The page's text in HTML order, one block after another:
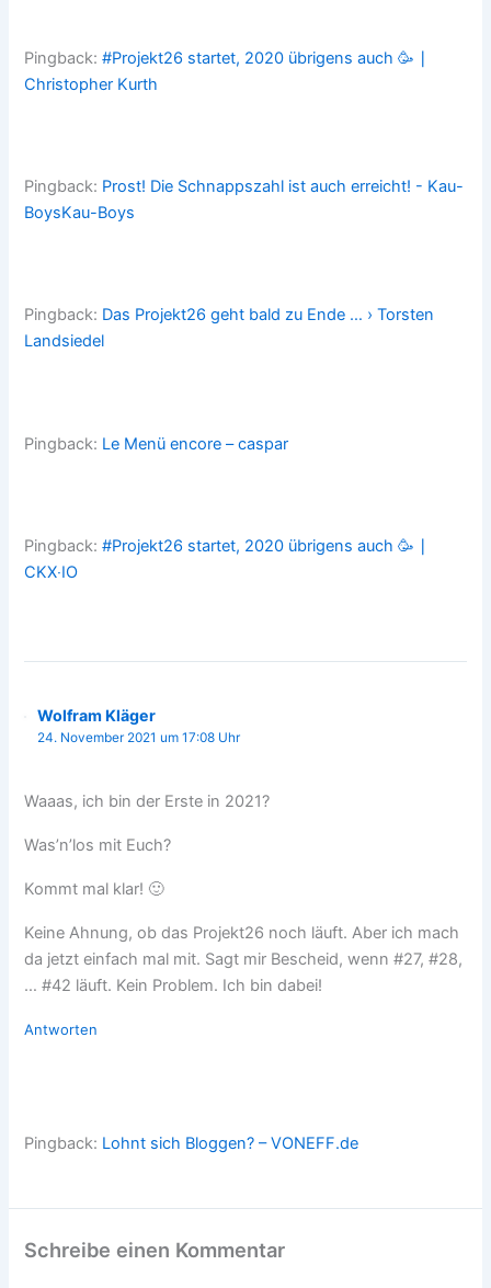
Pingback:#Projekt26 startet, 2020 übrigens auch 🥳 ∣
Christopher Kurth
Pingback: Prost! Die Schnappszahl ist auch erreicht! - Kau-
BoysKau-Boys
Pingback: Das Projekt26 geht bald zu Ende … › Torsten
Landsiedel
Pingback: Le Menü encore – caspar
Pingback:#Projekt26 startet, 2020 übrigens auch 🥳 ∣
CKX‧IO
Wolfram Kläger
24. November 2021 um 17:08 Uhr
Waaas, ich bin der Erste in 2021?
Was’n’los mit Euch?
Kommt mal klar! 🙂
Keine Ahnung, ob das Projekt26 noch läuft. Aber ich mach
da jetzt einfach mal mit. Sagt mir Bescheid, wenn #27, #28,
… #42 läuft. Kein Problem. Ich bin dabei!
Antworten
Pingback: Lohnt sich Bloggen? – VONEFF.de
Schreibe einen Kommentar